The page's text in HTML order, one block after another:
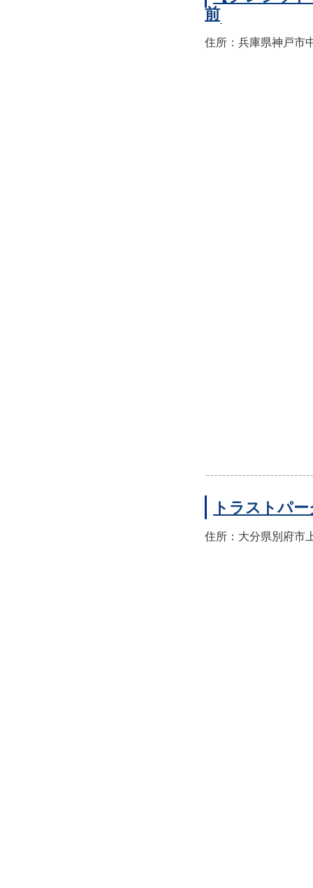
前
住所：兵庫県神戸市
トラストパ
住所：大分県別府市